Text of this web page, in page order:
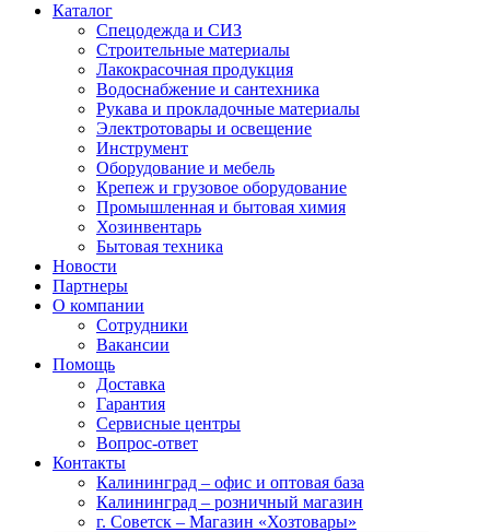
Каталог
Спецодежда и СИЗ
Строительные материалы
Лакокрасочная продукция
Водоснабжение и сантехника
Рукава и прокладочные материалы
Электротовары и освещение
Инструмент
Оборудование и мебель
Крепеж и грузовое оборудование
Промышленная и бытовая химия
Хозинвентарь
Бытовая техника
Новости
Партнеры
О компании
Сотрудники
Вакансии
Помощь
Доставка
Гарантия
Сервисные центры
Вопрос-ответ
Контакты
Калининград – офис и оптовая база
Калининград – розничный магазин
г. Советск – Магазин «Хозтовары»